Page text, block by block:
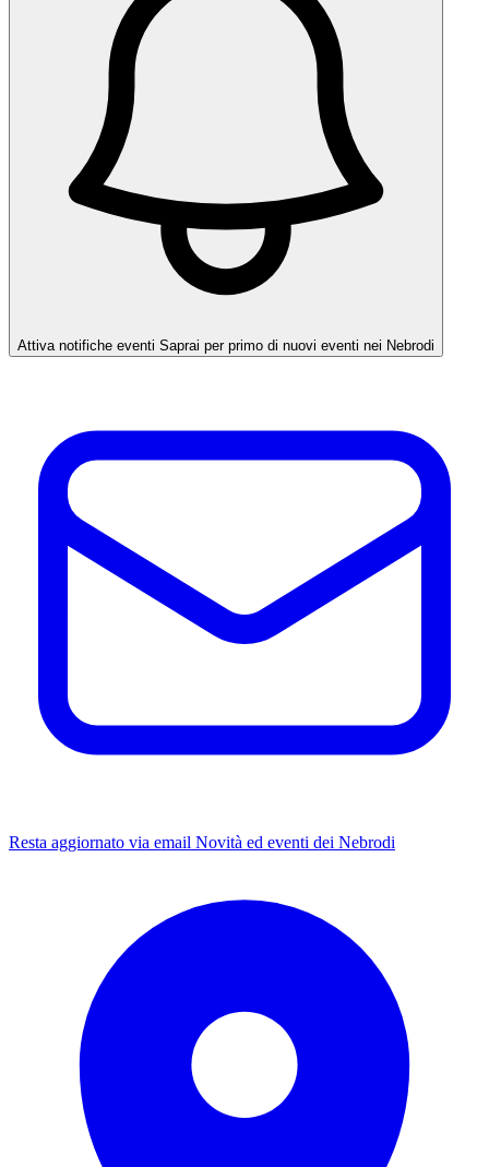
Attiva notifiche eventi Saprai per primo di nuovi eventi nei Nebrodi
Resta aggiornato via email Novità ed eventi dei Nebrodi